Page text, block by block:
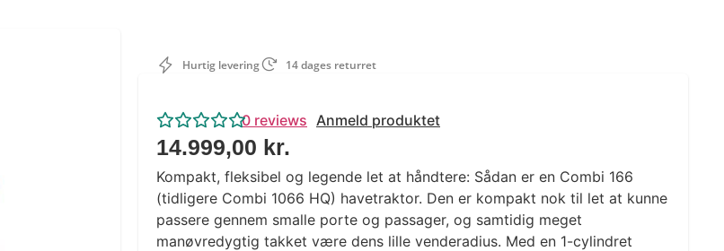
Hurtig levering 14 dages returret
0 reviews Anmeld produktet
14.999,00 kr.
Kompakt, fleksibel og legende let at håndtere: Sådan er en Combi 166
(tidligere Combi 1066 HQ) havetraktor. Den er kompakt nok til let at kunne
passere gennem smalle porte og passager, og samtidig meget
manøvredygtig takket være dens lille venderadius. Med en 1-cylindret